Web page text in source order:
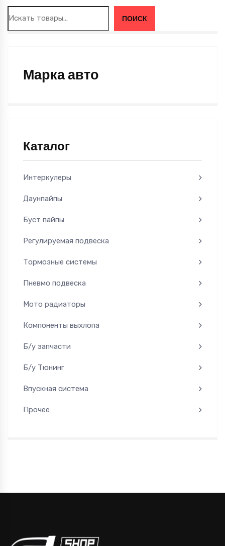
ПОИСК
Марка авто
Каталог
Интеркулеры
Даунпайпы
Буст пайпы
Регулируемая подвеска
Тормозные системы
Пневмо подвеска
Мото радиаторы
Компоненты выхлопа
Б/у запчасти
Б/у Тюнинг
Впускная система
Прочее